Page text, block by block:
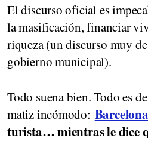
El discurso oficial es
la masificación, financiar
riqueza (un discurso muy
gobierno municipal).
Todo suena bien. Todo es
matiz incómodo: Barcelona
turista… mientras le dice